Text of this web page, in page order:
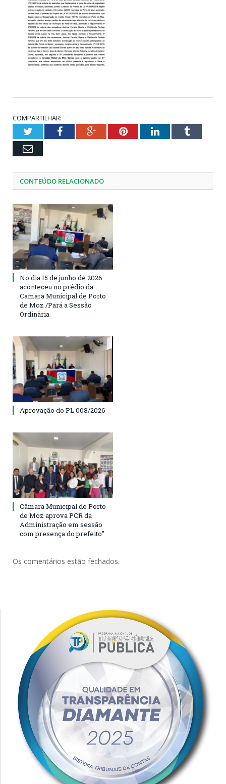
COMPARTILHAR:
TwitterFacebookGoogle+PinterestLinkedInTumblr
Email
CONTEÚDO RELACIONADO
No dia 15 de junho de 2026
aconteceu no prédio da
Camara Municipal de Porto
de Moz /Pará a Sessão
Ordinária
Aprovação do PL 008/2026
Câmara Municipal de Porto
de Moz aprova PCR da
Administração em sessão
com presença do prefeito”
Os comentários estão fechados.